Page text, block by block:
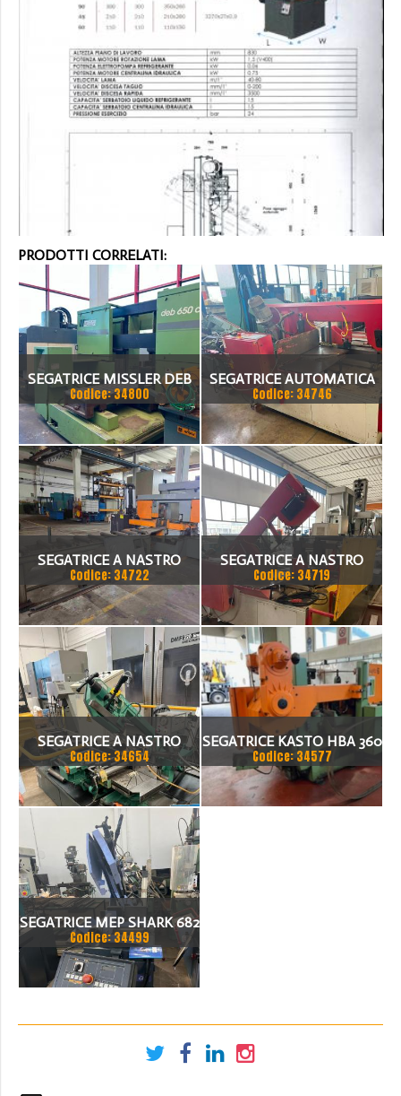
PRODOTTI CORRELATI:
SEGATRICE MISSLER DEB
650 CE
Codice: 34800
SEGATRICE AUTOMATICA
BTM A TAGLIO A GRADI
Codice: 34746
SEGATRICE A NASTRO
AUTOMATICA FIS 500
Codice: 34722
SEGATRICE A NASTRO
BIANCO/BTM 50.33 CNC
Codice: 34719
SEGATRICE A NASTRO
BROWN 270/S
Codice: 34654
SEGATRICE KASTO HBA 360
AU NUMERO DI SERIE 108
Codice: 34577
SEGATRICE MEP SHARK 682
Codice: 34499